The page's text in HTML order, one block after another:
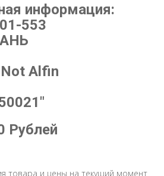
информация:
553
Alfin
Рублей
товара и цены на текущий момент